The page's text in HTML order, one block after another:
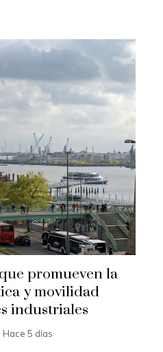
promueven la
y movilidad
industriales
Hace 5 días